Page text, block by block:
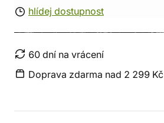
hlídej dostupnost
60 dní na vrácení
Doprava zdarma nad 2 299 Kč